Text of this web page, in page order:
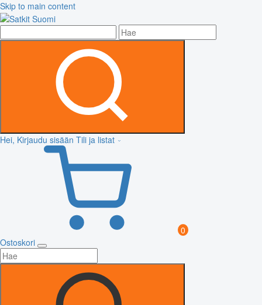
Skip to main content
Hei, Kirjaudu sisään Tili ja listat
0
Ostoskori